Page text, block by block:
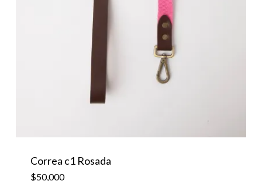
Correa c1 Rosada
$50,000